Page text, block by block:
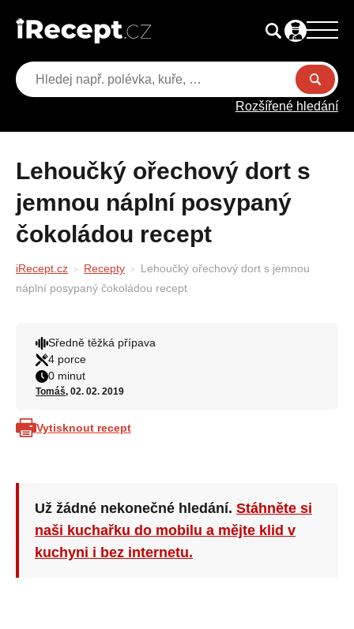
Rozšířené hledání
Lehoučký ořechový dort s
jemnou náplní posypaný
čokoládou recept
iRecept.cz Recepty
Lehoučký ořechový dort s jemnou
náplní posypaný čokoládou recept
Sředně těžká přípava
4 porce
0 minut
Tomáš, 02. 02. 2019
Vytisknout recept
Už žádné nekonečné hledání. Stáhněte si
naši kuchařku do mobilu a mějte klid v
kuchyni i bez internetu.